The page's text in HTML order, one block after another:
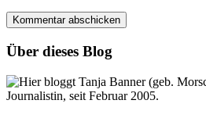
Über dieses Blog
Hier bloggt Tanja Banner (geb.
Journalistin, seit Februar 2005.